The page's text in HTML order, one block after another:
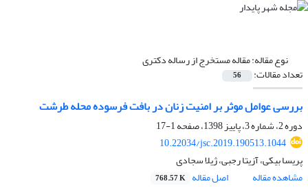
نوع مقاله:مقاله مستخرج از رساله دکتری
تعداد مقالات: 56
بررسی عوامل موثر بر امنیت زنان در بافت فرسوده محله طرشت
دوره 2، شماره 3، پاییز 1398، صفحه
1-17
10.22034/jsc.2019.190513.1044
پریسا بیکی، آزیتا رجبی، ژیلا سجادی
مشاهده مقاله
اصل مقاله 768.57 K